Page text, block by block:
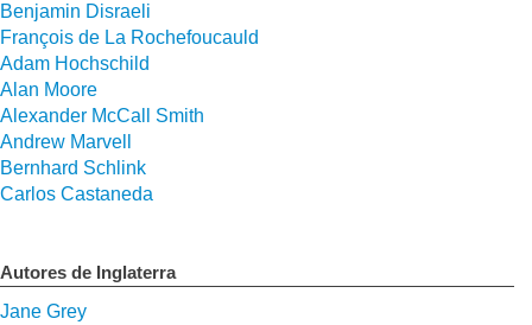
Benjamin Disraeli
François de La Rochefoucauld
Adam Hochschild
Alan Moore
Alexander McCall Smith
Andrew Marvell
Bernhard Schlink
Carlos Castaneda
Autores de Inglaterra
Jane Grey